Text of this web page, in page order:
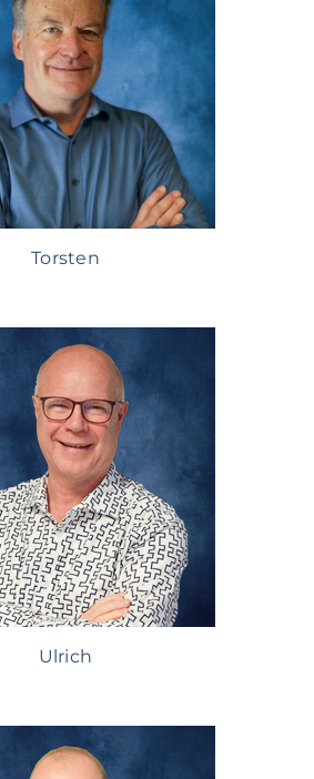
Torsten
Ulrich